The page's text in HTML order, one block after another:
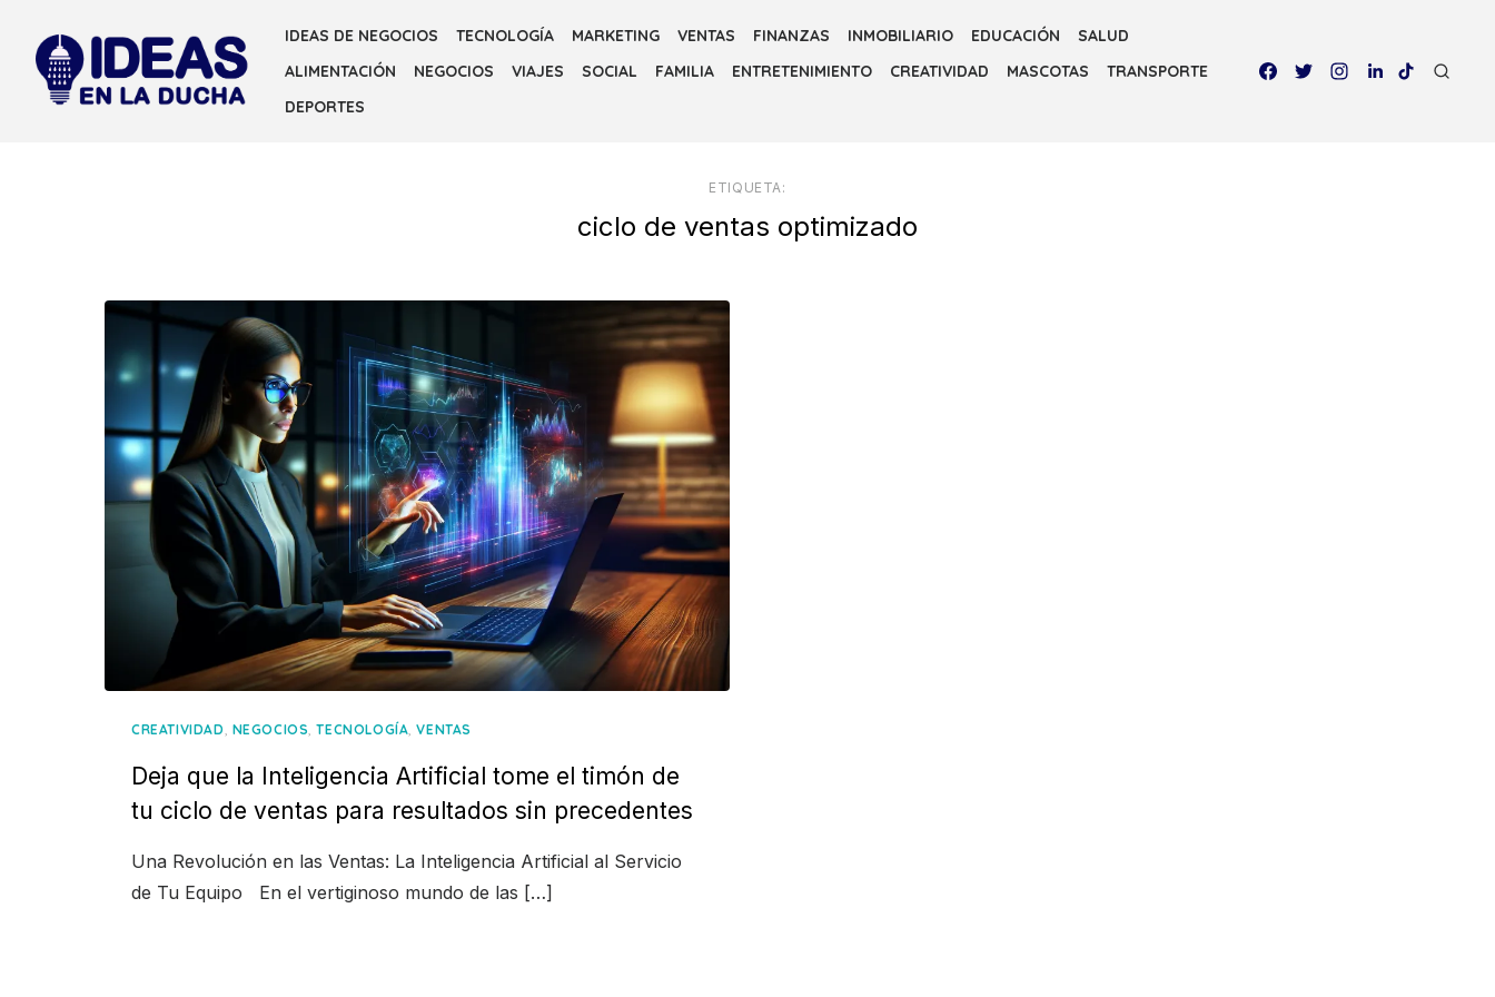
content
IDEAS DE NEGOCIOS TECNOLOGÍA MARKETING VENTAS FINANZAS INMOBILIARIO EDUCACIÓN
SALUD
ALIMENTACIÓN
NEGOCIOS VIAJES SOCIAL FAMILIA ENTRETENIMIENTO CREATIVIDAD MASCOTAS
TRANSPORTE
DEPORTES
ETIQUETA:
ciclo de ventas optimizado
CREATIVIDAD, NEGOCIOS,TECNOLOGÍA,VENTAS
Deja que la Inteligencia Artificial tome el timón de
tu ciclo de ventas para resultados sin precedentes
Una Revolución en las Ventas: La Inteligencia Artificial al Servicio
de Tu Equipo En el vertiginoso mundo de las […]